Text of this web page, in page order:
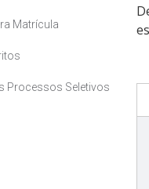
Matrícula
Processos Seletivos